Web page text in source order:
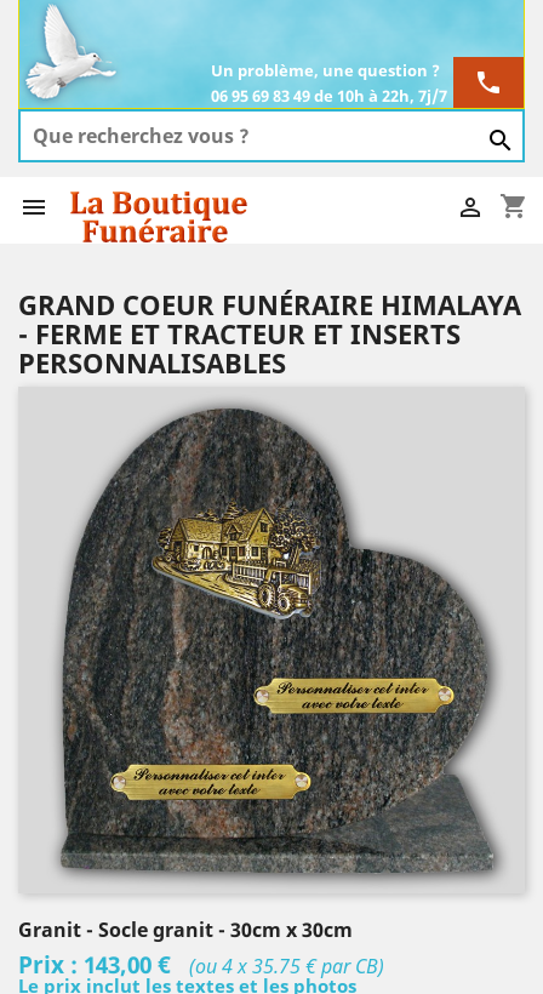
phone
Un problème, une question ?
06 95 69 83 49 de 10h à 22h, 7j/7

 shopping_cart

GRAND COEUR FUNÉRAIRE HIMALAYA
- FERME ET TRACTEUR ET INSERTS
PERSONNALISABLES
Granit- Socle granit- 30cm x 30cm
Prix : 143,00 € (ou 4 x 35.75 € par CB)
Le prix inclut les textes et les photos